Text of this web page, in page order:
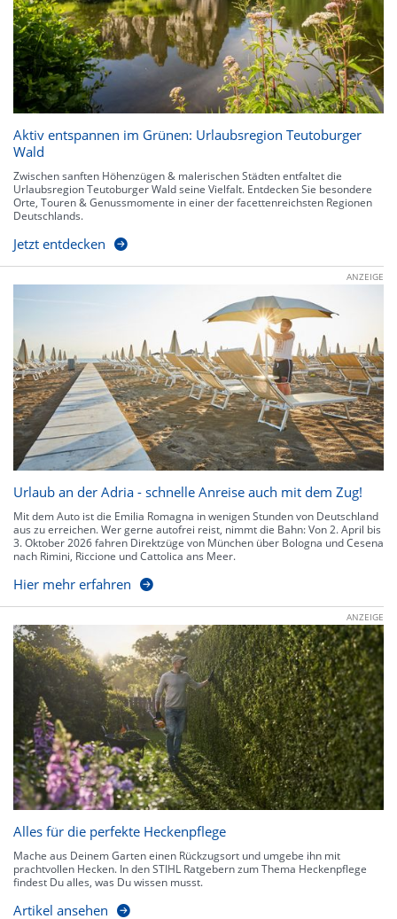
Aktiv entspannen im Grünen: Urlaubsregion Teutoburger
Wald
Zwischen sanften Höhenzügen & malerischen Städten entfaltet die
Urlaubsregion Teutoburger Wald seine Vielfalt. Entdecken Sie besondere
Orte, Touren & Genussmomente in einer der facettenreichsten Regionen
Deutschlands.
Jetzt entdecken
ANZEIGE
Urlaub an der Adria - schnelle Anreise auch mit dem Zug!
Mit dem Auto ist die Emilia Romagna in wenigen Stunden von Deutschland
aus zu erreichen. Wer gerne autofrei reist, nimmt die Bahn: Von 2. April bis
3. Oktober 2026 fahren Direktzüge von München über Bologna und Cesena
nach Rimini, Riccione und Cattolica ans Meer.
Hier mehr erfahren
ANZEIGE
Alles für die perfekte Heckenpflege
Mache aus Deinem Garten einen Rückzugsort und umgebe ihn mit
prachtvollen Hecken. In den STIHL Ratgebern zum Thema Heckenpflege
findest Du alles, was Du wissen musst.
Artikel ansehen